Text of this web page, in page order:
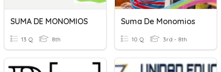
SUMA DE MONOMIOS
13 Q 8th
Suma De Monomios
10 Q 3rd - 8th